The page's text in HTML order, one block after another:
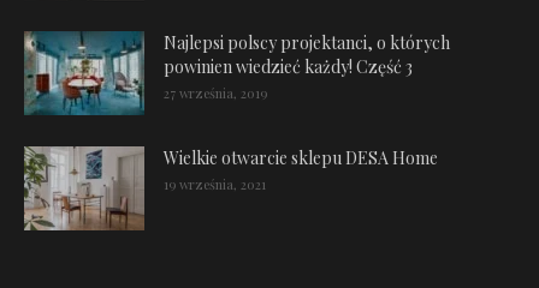
Najlepsi polscy projektanci, o których
powinien wiedzieć każdy! Część 3
27 września, 2019
Wielkie otwarcie sklepu DESA Home
19 września, 2021